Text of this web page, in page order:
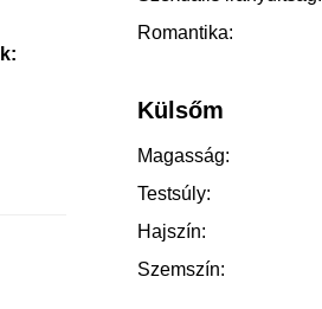
Romantika:
Külsőm
Magasság:
Testsúly:
Hajszín:
Szemszín: